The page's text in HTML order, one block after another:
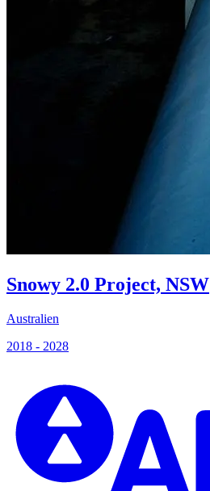
Snowy 2.0 Project, NSW
Australien
2018 - 2028